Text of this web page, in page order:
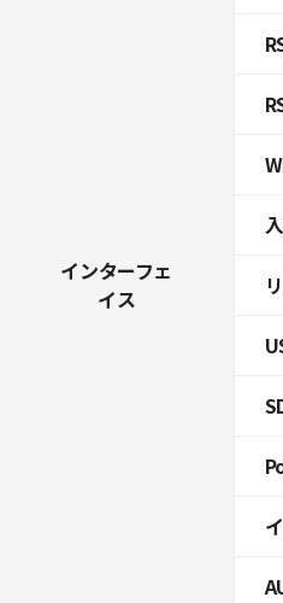
インターフェ
イス